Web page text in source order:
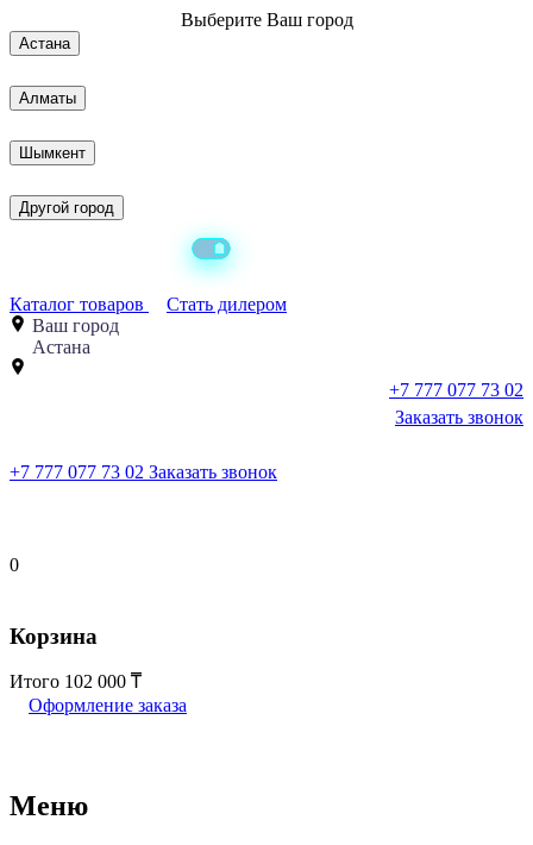
Выберите Ваш город
Астана
Алматы
Шымкент
Другой город
Каталог товаров
Стать дилером
Ваш город
Астана
+7 777 077 73 02
Заказать звонок
+7 777 077 73 02 Заказать звонок
0
Корзина
Итого 102 000
Оформление заказа
Меню